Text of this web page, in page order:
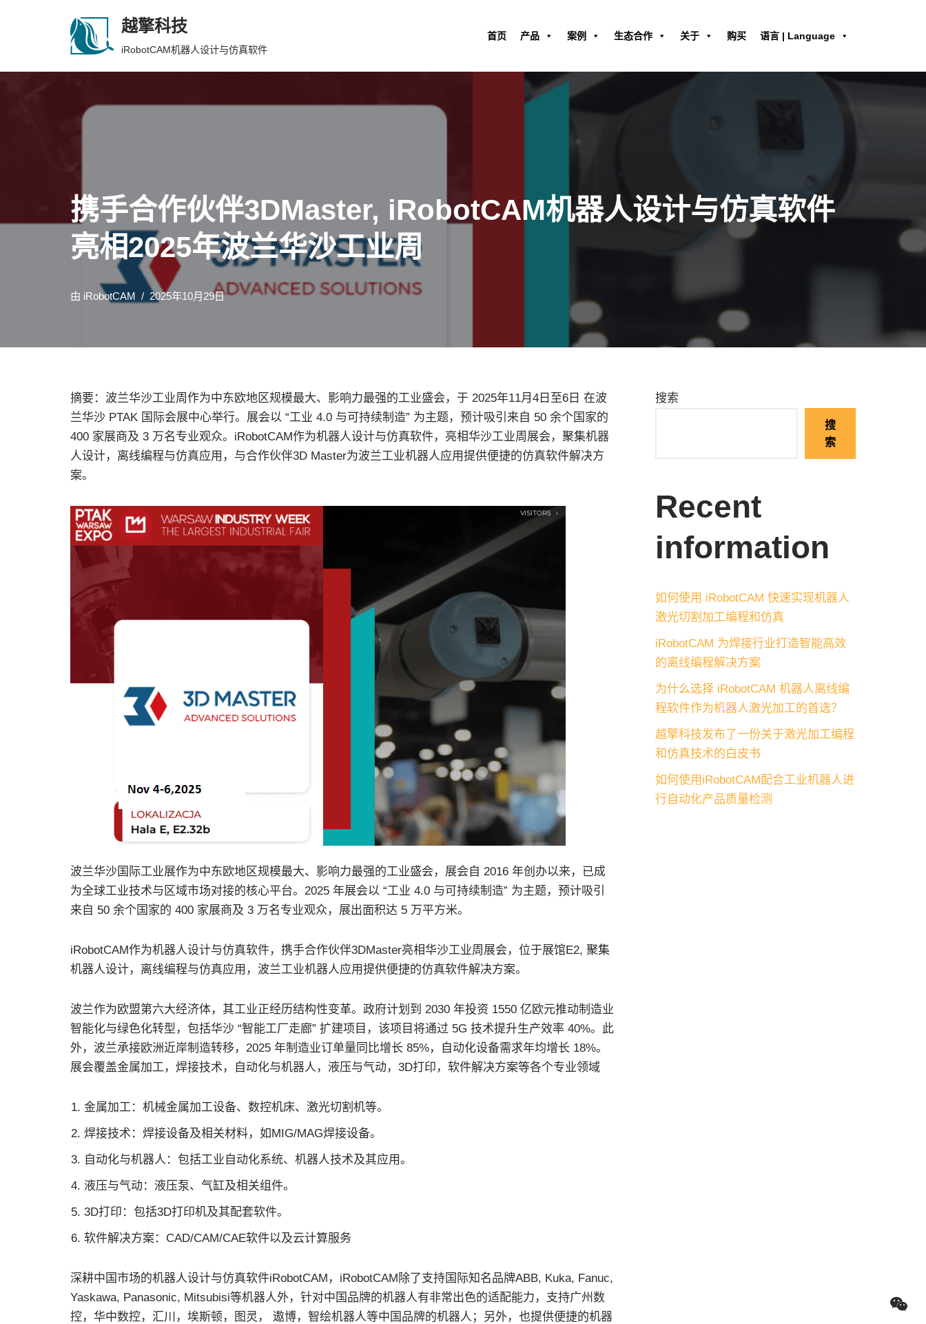
越擎科技
iRobotCAM机器人设计与仿真软件
首页 产品 案例 生态合作 关于 购买 语言 | Language
携手合作伙伴3DMaster, iRobotCAM机器人设计与仿真软件
亮相2025年波兰华沙工业周
由 iRobotCAM 2025年10月29日
摘要：波兰华沙工业周作为中东欧地区规模最大、影响力最强的工业盛会，于 2025年11月4日至6日 在波
兰华沙 PTAK 国际会展中心举行。展会以 “工业 4.0 与可持续制造” 为主题，预计吸引来自 50 余个国家的
400 家展商及 3 万名专业观众。iRobotCAM作为机器人设计与仿真软件，亮相华沙工业周展会，聚集机器
人设计，离线编程与仿真应用，与合作伙伴3D Master为波兰工业机器人应用提供便捷的仿真软件解决方
案。
波兰华沙国际工业展作为中东欧地区规模最大、影响力最强的工业盛会，展会自 2016 年创办以来，已成
为全球工业技术与区域市场对接的核心平台。2025 年展会以 “工业 4.0 与可持续制造” 为主题，预计吸引
来自 50 余个国家的 400 家展商及 3 万名专业观众，展出面积达 5 万平方米。
iRobotCAM作为机器人设计与仿真软件，携手合作伙伴3DMaster亮相华沙工业周展会，位于展馆E2, 聚集
机器人设计，离线编程与仿真应用，波兰工业机器人应用提供便捷的仿真软件解决方案。
波兰作为欧盟第六大经济体，其工业正经历结构性变革。政府计划到 2030 年投资 1550 亿欧元推动制造业
智能化与绿色化转型，包括华沙 “智能工厂走廊” 扩建项目，该项目将通过 5G 技术提升生产效率 40%。此
外，波兰承接欧洲近岸制造转移，2025 年制造业订单量同比增长 85%，自动化设备需求年均增长 18%。
展会覆盖金属加工，焊接技术，自动化与机器人，液压与气动，3D打印，软件解决方案等各个专业领域
金属加工：机械金属加工设备、数控机床、激光切割机等。
焊接技术：焊接设备及相关材料，如MIG/MAG焊接设备。
自动化与机器人：包括工业自动化系统、机器人技术及其应用。
液压与气动：液压泵、气缸及相关组件。
3D打印：包括3D打印机及其配套软件。
软件解决方案：CAD/CAM/CAE软件以及云计算服务
深耕中国市场的机器人设计与仿真软件iRobotCAM，iRobotCAM除了支持国际知名品牌ABB, Kuka, Fanuc,
Yaskawa, Panasonic, Mitsubisi等机器人外，针对中国品牌的机器人有非常出色的适配能力，支持广州数
控，华中数控，汇川，埃斯顿，图灵， 遨博，智绘机器人等中国品牌的机器人；另外，也提供便捷的机器
搜索
搜
索
Recent
information
如何使用 iRobotCAM 快速实现机器人
激光切割加工编程和仿真
iRobotCAM 为焊接行业打造智能高效
的离线编程解决方案
为什么选择 iRobotCAM 机器人离线编
程软件作为机器人激光加工的首选？
越擎科技发布了一份关于激光加工编程
和仿真技术的白皮书
如何使用iRobotCAM配合工业机器人进
行自动化产品质量检测